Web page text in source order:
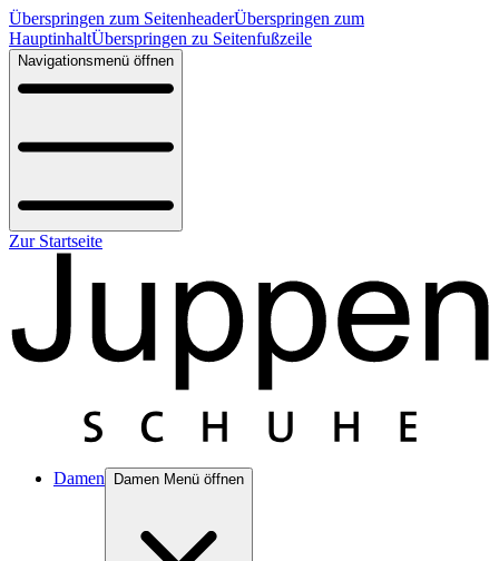
Überspringen zum SeitenheaderÜberspringen zum
HauptinhaltÜberspringen zu Seitenfußzeile
Navigationsmenü öffnen
Zur Startseite
Damen Damen Menü öffnen